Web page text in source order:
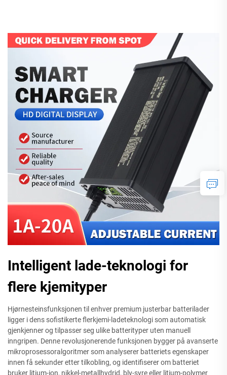
Intelligent lade-teknologi for
flere kjemityper
Hjørnesteinsfunksjonen til enhver premium justerbar batterilader
ligger i dens sofistikerte flerkjemi-ladeteknologi som automatisk
gjenkjenner og tilpasser seg ulike batterityper uten manuell
inngripen. Denne revolusjonerende funksjonen bygger på avanserte
mikroprosessoralgoritmer som analyserer batteriets egenskaper
innen få sekunder etter tilkobling, og identifiserer om batteriet
bruker litium-ion, nikkel-metallhydrid, bly-syre eller litium-polymer